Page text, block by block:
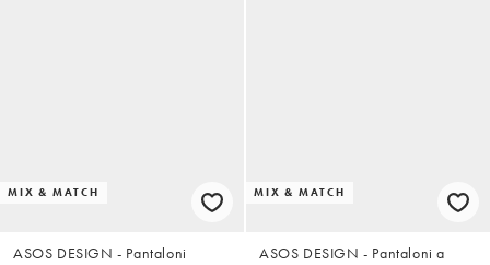
MIX & MATCH
ASOS DESIGN - Pantaloni
MIX & MATCH
ASOS DESIGN - Pantaloni a